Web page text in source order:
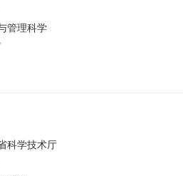
管理科学
科学技术厅